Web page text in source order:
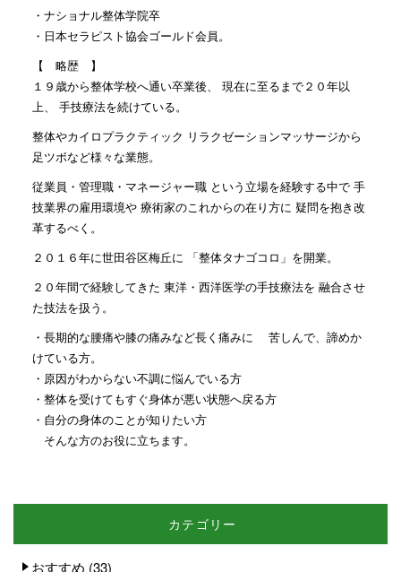
・ナショナル整体学院卒
・日本セラピスト協会ゴールド会員。
【 略歴 】
１９歳から整体学校へ通い卒業後、 現在に至るまで２０年以
上、 手技療法を続けている。
整体やカイロプラクティック リラクゼーションマッサージから
足ツボなど様々な業態。
従業員・管理職・マネージャー職 という立場を経験する中で 手
技業界の雇用環境や 療術家のこれからの在り方に 疑問を抱き改
革するべく。
２０１６年に世田谷区梅丘に 「整体タナゴコロ」を開業。
２０年間で経験してきた 東洋・西洋医学の手技療法を 融合させ
た技法を扱う。
・長期的な腰痛や膝の痛みなど長く痛みに 苦しんで、諦めか
けている方。
・原因がわからない不調に悩んでいる方
・整体を受けてもすぐ身体が悪い状態へ戻る方
・自分の身体のことが知りたい方
そんな方のお役に立ちます。
カテゴリー
おすすめ (33)